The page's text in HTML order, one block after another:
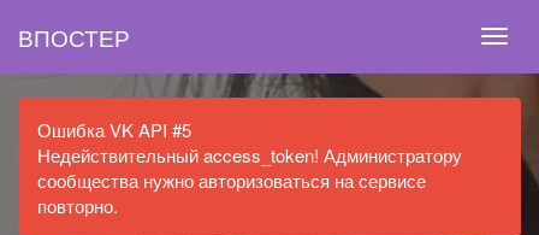
ВПОСТЕР
Ошибка VK API #5
Недействительный access_token! Администратору
сообщества нужно авторизоваться на сервисе
повторно.